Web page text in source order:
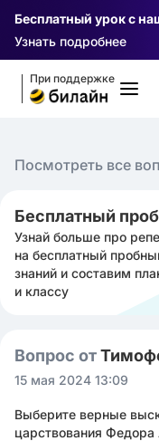
Бесплатный урок с
Узнать подробнее
При поддержке
Посмотреть все
Бесплатный
Узнай больше про
на бесплатный
знаний и составим
и классу
Вопрос от
15 мая 2024 13:09
Выберите верные
царствования